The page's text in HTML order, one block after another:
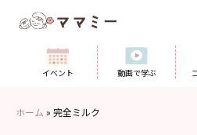
イベント 動画で学ぶ
ホーム » 完全ミルク